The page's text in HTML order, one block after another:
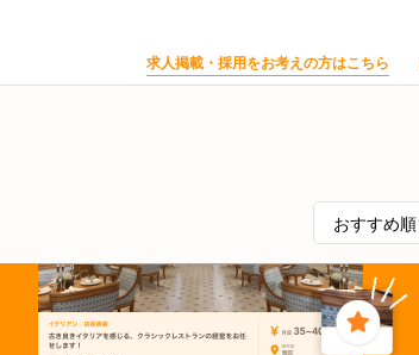
求人掲載・採用をお考えの方はこちら